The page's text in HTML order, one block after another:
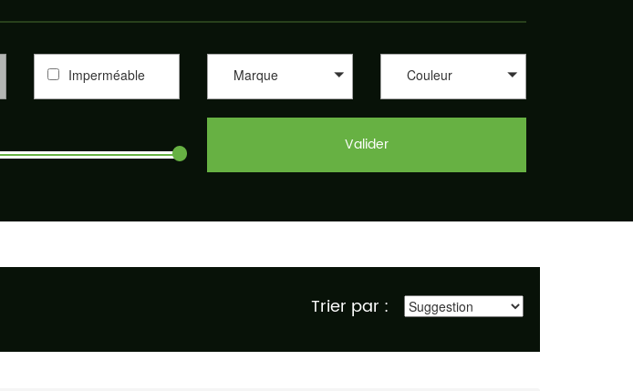
Imperméable Marque Couleur
Valider
Trier par :